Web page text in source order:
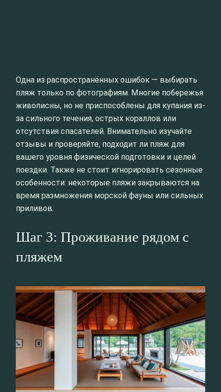
Одна из распространённых ошибок — выбирать
пляж только по фотографиям. Многие побережья
живописны, но не приспособлены для купания из-
за сильного течения, острых кораллов или
отсутствия спасателей. Внимательно изучайте
отзывы и проверяйте, подходит ли пляж для
вашего уровня физической подготовки и целей
поездки. Также не стоит игнорировать сезонные
особенности: некоторые пляжи закрываются на
время размножения морской фауны или сильных
приливов.
Шаг 3: Проживание рядом с
пляжем